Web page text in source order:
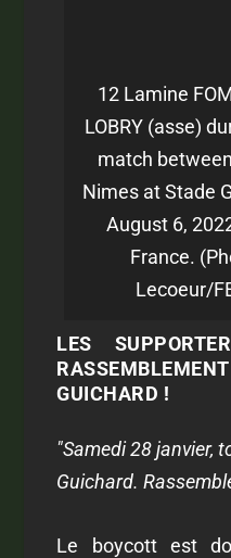
12 Lamine
LOBRY (asse)
match
Nimes at Stade
August 6,
France.
Lecoeur/
LES
GUICHARD !
"Samedi 28 janvier,
Guichard.
Le boycott est